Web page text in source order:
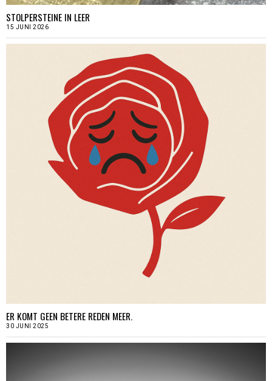
STOLPERSTEINE IN LEER
15 JUNI 2026
ER KOMT GEEN BETERE REDEN MEER.
30 JUNI 2025